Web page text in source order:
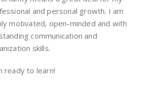
and personal growth. I am
motivated, open-minded and with
communication and
skills.
ready to learn!